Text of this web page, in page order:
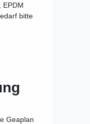
EPDM
bitte
Geaplan